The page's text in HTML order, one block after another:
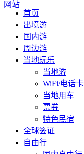
网站
首页
出境游
国内游
周边游
当地玩乐
当地游
WiFi/电话卡
当地用车
票券
特色民宿
全球签证
自由行